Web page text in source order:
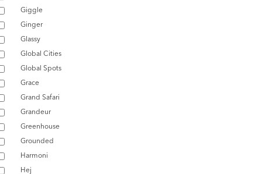
Giggle
Ginger
Glassy
Global Cities
Global Spots
Grace
Grand Safari
Grandeur
Greenhouse
Grounded
Harmoni
Hej